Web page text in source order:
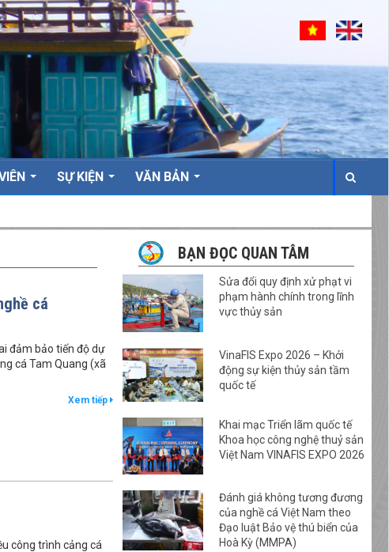
SỰ KIỆN VĂN BẢN
cá
đảm bảo tiến độ dự
cá Tam Quang (xã
Xem tiếp
công trình cảng cá
BẠN ĐỌC QUAN TÂM
Sửa đổi quy định xử phạt vi
phạm hành chính trong lĩnh
vực thủy sản
VinaFIS Expo 2026 – Khởi
động sự kiện thủy sản tầm
quốc tế
Khai mạc Triển lãm quốc tế
Khoa học công nghệ thuỷ sản
Việt Nam VINAFIS EXPO 2026
Đánh giá không tương đương
của nghề cá Việt Nam theo
Đạo luật Bảo vệ thú biển của
Hoà Kỳ (MMPA)